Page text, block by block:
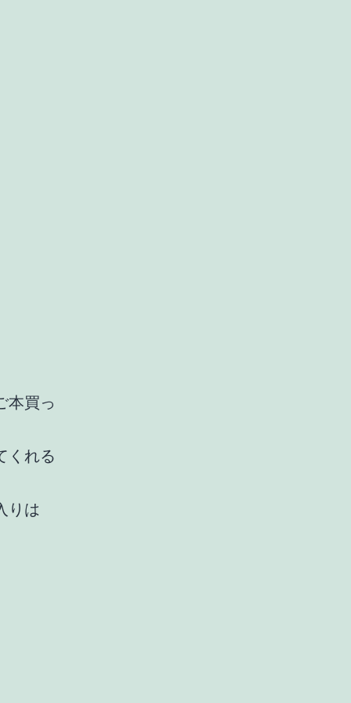
本買っ
くれる
りは